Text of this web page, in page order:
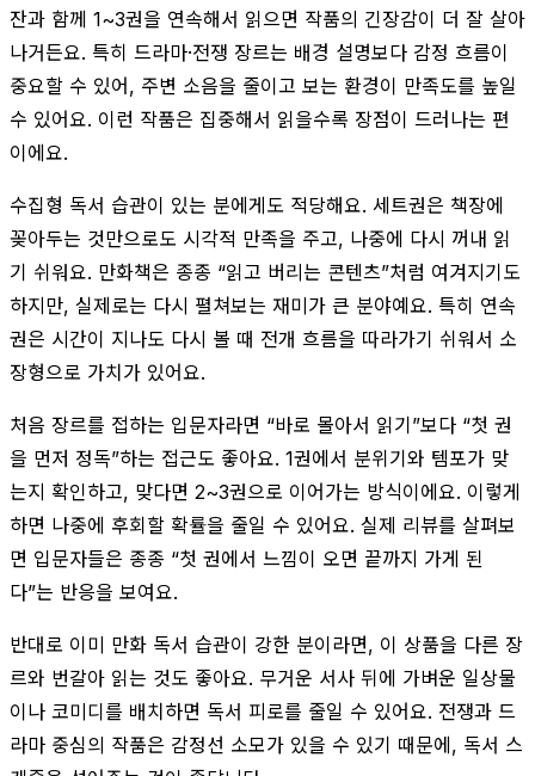
잔과 함께 1~3권을 연속해서 읽으면 작품의 긴장감이 더 잘 살아
나거든요. 특히 드라마·전쟁 장르는 배경 설명보다 감정 흐름이
중요할 수 있어, 주변 소음을 줄이고 보는 환경이 만족도를 높일
수 있어요. 이런 작품은 집중해서 읽을수록 장점이 드러나는 편
이에요.
수집형 독서 습관이 있는 분에게도 적당해요. 세트권은 책장에
꽂아두는 것만으로도 시각적 만족을 주고, 나중에 다시 꺼내 읽
기 쉬워요. 만화책은 종종 “읽고 버리는 콘텐츠”처럼 여겨지기도
하지만, 실제로는 다시 펼쳐보는 재미가 큰 분야예요. 특히 연속
권은 시간이 지나도 다시 볼 때 전개 흐름을 따라가기 쉬워서 소
장형으로 가치가 있어요.
처음 장르를 접하는 입문자라면 “바로 몰아서 읽기”보다 “첫 권
을 먼저 정독”하는 접근도 좋아요. 1권에서 분위기와 템포가 맞
는지 확인하고, 맞다면 2~3권으로 이어가는 방식이에요. 이렇게
하면 나중에 후회할 확률을 줄일 수 있어요. 실제 리뷰를 살펴보
면 입문자들은 종종 “첫 권에서 느낌이 오면 끝까지 가게 된
다”는 반응을 보여요.
반대로 이미 만화 독서 습관이 강한 분이라면, 이 상품을 다른 장
르와 번갈아 읽는 것도 좋아요. 무거운 서사 뒤에 가벼운 일상물
이나 코미디를 배치하면 독서 피로를 줄일 수 있어요. 전쟁과 드
라마 중심의 작품은 감정선 소모가 있을 수 있기 때문에, 독서 스